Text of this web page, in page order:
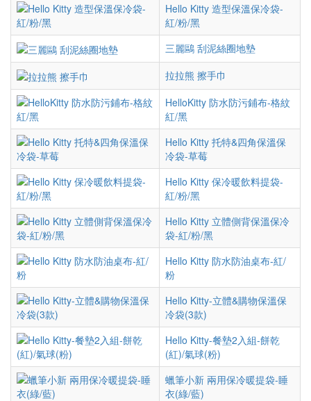
Hello Kitty 造型保溫保冷袋-
紅/粉/黑
三麗鷗 刮泥絲圈地墊
拉拉熊 擦手巾
HelloKitty 防水防污鋪布-格紋
紅/黑
Hello Kitty 托特&四角保溫保
冷袋-草莓
Hello Kitty 保冷暖飲料提袋-
紅/粉/黑
Hello Kitty 立體側背保溫保冷
袋-紅/粉/黑
Hello Kitty 防水防油桌布-紅/
粉
Hello Kitty-立體&購物保溫保
冷袋(3款)
Hello Kitty-餐墊2入組-餅乾
(紅)/氣球(粉)
蠟筆小新 兩用保冷暖提袋-睡
衣(綠/藍)